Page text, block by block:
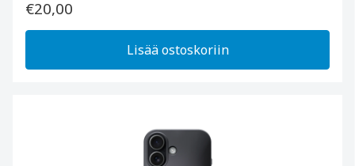
€20,00
Lisää ostoskoriin